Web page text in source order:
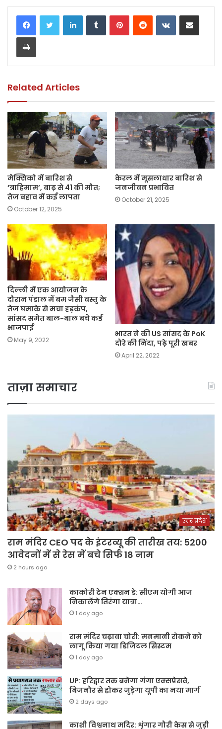
c
e
b
o
k
itt
er
a
ts
p
ai
l
p
y
n
ar
e
LinkedInTumblrPinterestReddit VKontakteShare via Email
Print
Related Articles
मेक्सिको में बारिश से
‘त्राहिमाम’, बाढ़ से 41 की मौत;
तेज बहाव में कई लापता
October 12, 2025
केरल में मूसलाधार बारिश से
जनजीवन प्रभावित
October 21, 2025
दिल्ली में एक आयोजन के
दौरान पंडाल में बम जैसी वस्तु के
तेज घमाके से मचा हड़कंप,
सांसद समेत बाल-बाल बचे कई
भाजपाई
May 9, 2022
भारत ने की US सांसद के PoK
दौरे की निंदा, पढ़े पूरी खबर
April 22, 2022
ताज़ा समाचार
उत्तर प्रदेश
राम मंदिर CEO पद के इंटरव्यू की तारीख तय: 5200
आवेदनों में से रेस में बचे सिर्फ 18 नाम
2 hours ago
काकोरी ट्रेन एक्शन डे: सीएम योगी आज
निकालेंगे तिरंगा यात्रा…
1 day ago
राम मंदिर चढ़ावा चोरी: मनमानी रोकने को
लागू किया गया डिजिटल सिस्टम
1 day ago
UP: हरिद्वार तक बनेगा गंगा एक्सप्रेसवे,
बिजनौर से होकर जुड़ेगा यूपी का नया मार्ग
2 days ago
काशी विश्वनाथ मदिर: शृंगार गौरी केस से जुड़ी